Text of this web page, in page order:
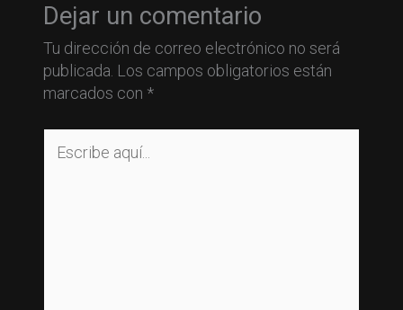
Dejar un comentario
Tu dirección de correo electrónico no será
publicada. Los campos obligatorios están
marcados con *
aquí...